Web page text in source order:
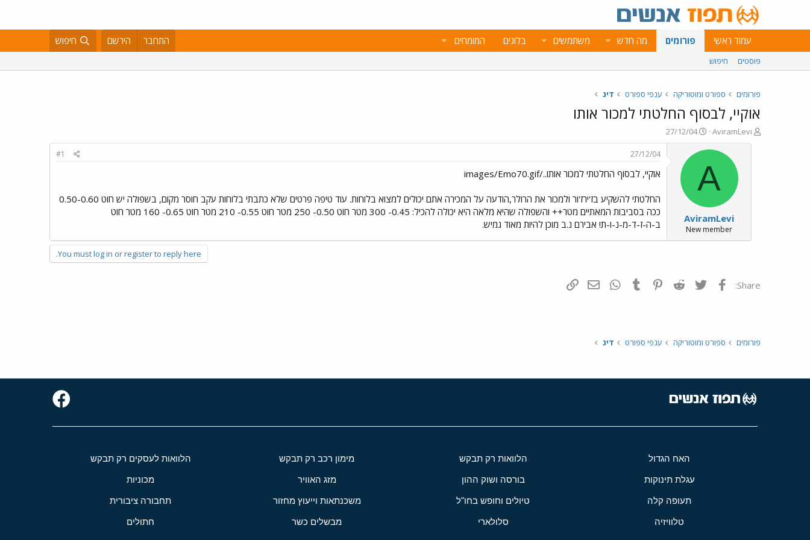
עמוד ראשי פורומים מה חדש משתמשים בלוגים המומחים התחבר הירשם חיפוש
פוסטים חיפוש
פורומים ספורט ומוטוריקה ענפי ספורט דיג
אוקיי, לבסוף החלטתי למכור אותו
פ
ו
AviramLevi
פ
ו
ר
א
ר
י
ך
27/12/04
A
AviramLevi
New member
27/12/04
#1
אוקיי, לבסוף החלטתי למכור אותו../images/Emo70.gif
החלטתי להשקיע בז'ירז'ור ולמכור את הרולר,הודעה על המכירה אתם יכולים למצוא בלוחות. עוד טיפה פרטים שלא כתבתי בלוחות עקב חוסר מקום, בשפולה יש חוט 0.50-0.60
ככה בסביבות המאתיים מטר++ והשפולה שהיא מלאה היא יכולה להכיל: 0.45- 300 מטר חוט 0.50- 250 מטר חוט 0.55- 210 מטר חוט 0.65- 160 מטר חוט
ב-ה-ז-ד-מ-נ-ו-ת! אבירם נ.ב מוכן להיות מאוד גמיש.
You must log in or register to reply here.
Share: פייסבוק Twitter
Reddit
Pinterest
Tumblr
WhatsAppדואר אלקטרוני
פורומים ספורט ומוטוריקה ענפי ספורט דיג
האח הגדול הלוואות רק תבקש מימון רכב רק תבקש הלוואות לעסקים רק תבקש
עגלת תינוקות בורסה ושוק ההון מזג האוויר מכוניות
תעופה קלה טיולים וחופש בחו"ל משכנתאות וייעוץ מחזור תחבורה ציבורית
טלוויזיה סלולארי מבשלים כשר חתולים